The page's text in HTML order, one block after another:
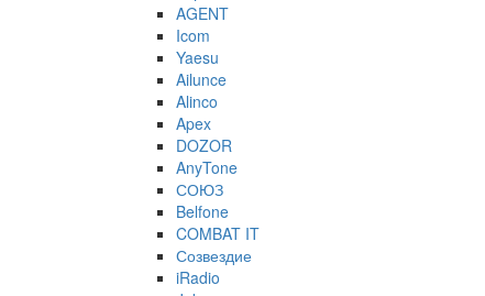
AGENT
Icom
Yaesu
Ailunce
Alinco
Apex
DOZOR
AnyTone
СОЮЗ
Belfone
COMBAT IT
Созвездие
iRadio